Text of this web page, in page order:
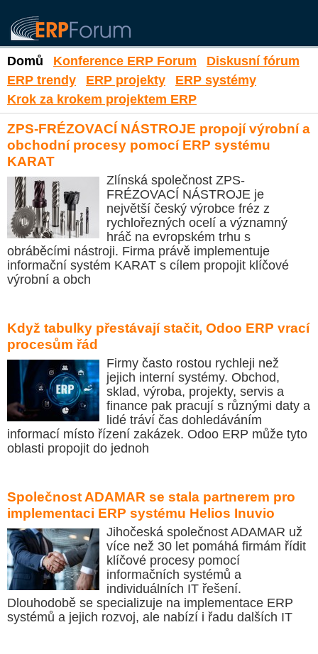
Domů Konference ERP Forum
Diskusní fórum
ERP trendy
ERP projekty
ERP systémy
Krok za krokem projektem ERP
ZPS-FRÉZOVACÍ NÁSTROJE propojí výrobní a
obchodní procesy pomocí ERP systému
KARAT
Zlínská společnost ZPS-
FRÉZOVACÍ NÁSTROJE je
největší český výrobce fréz z
rychlořezných ocelí a významný
hráč na evropském trhu s
obráběcími nástroji. Firma právě implementuje
informační systém KARAT s cílem propojit klíčové
výrobní a obch
Když tabulky přestávají stačit, Odoo ERP vrací
procesům řád
Firmy často rostou rychleji než
jejich interní systémy. Obchod,
sklad, výroba, projekty, servis a
finance pak pracují s různými daty a
lidé tráví čas dohledáváním
informací místo řízení zakázek. Odoo ERP může tyto
oblasti propojit do jednoh
Společnost ADAMAR se stala partnerem pro
implementaci ERP systému Helios Inuvio
Jihočeská společnost ADAMAR už
více než 30 let pomáhá firmám řídit
klíčové procesy pomocí
informačních systémů a
individuálních IT řešení.
Dlouhodobě se specializuje na implementace ERP
systémů a jejich rozvoj, ale nabízí i řadu dalších IT